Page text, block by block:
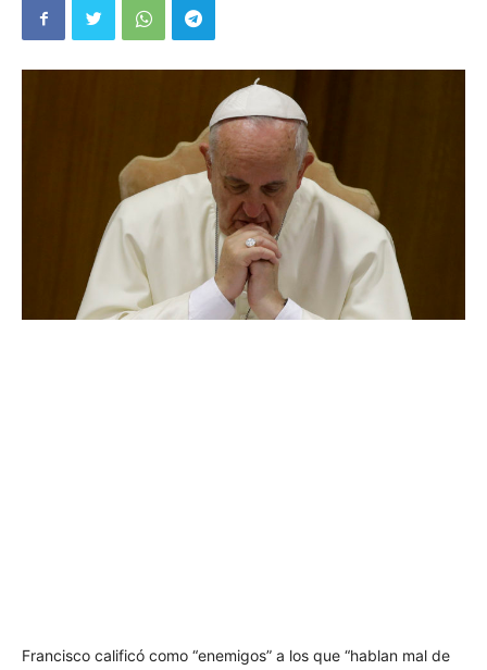
Francisco calificó como “enemigos” a los que “hablan mal de